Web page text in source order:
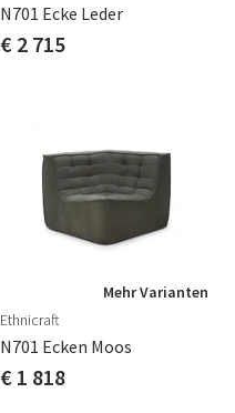
N701 Ecke Leder
€ 2 715
Mehr Varianten
Ethnicraft
N701 Ecken Moos
€ 1 818